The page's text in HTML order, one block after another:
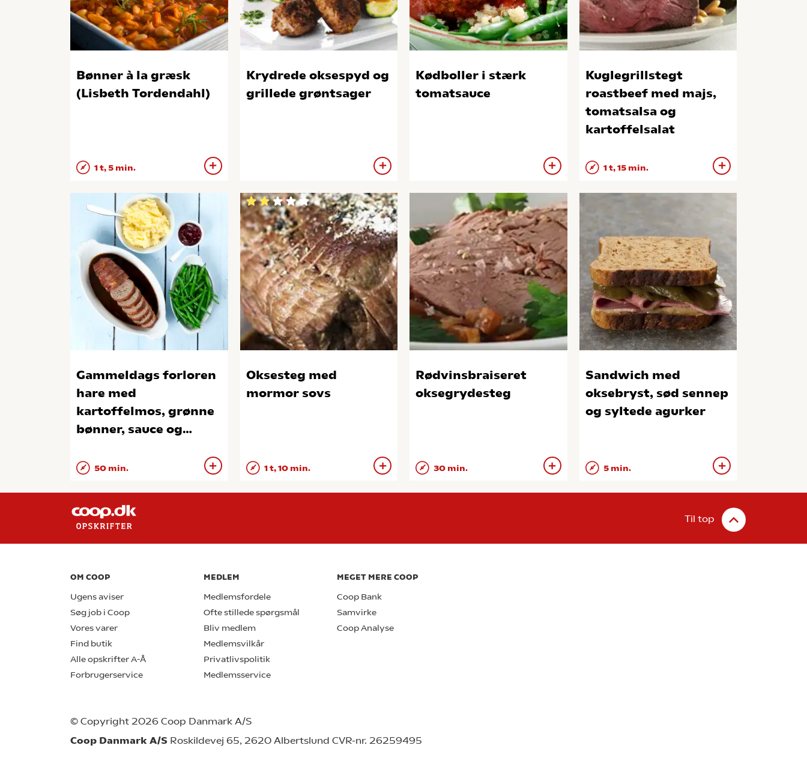
Bønner à la græsk
(Lisbeth Tordendahl)
1 t, 5 min.
Krydrede oksespyd og
grillede grøntsager
Kødboller i stærk
tomatsauce
Kuglegrillstegt
roastbeef med majs,
tomatsalsa og
kartoffelsalat
1 t, 15 min.
Gammeldags forloren
hare med
kartoffelmos, grønne
bønner, sauce og
50 min.
Oksesteg med
mormor sovs
1 t, 10 min.
Rødvinsbraiseret
oksegrydesteg
30 min.
Sandwich med
oksebryst, sød sennep
og syltede agurker
5 min.
Til top
OM COOP
Ugens aviser
Søg job i Coop
Vores varer
Find butik
Alle opskrifter A-Å
Forbrugerservice
MEDLEM
Medlemsfordele
Ofte stillede spørgsmål
Bliv medlem
Medlemsvilkår
Privatlivspolitik
Medlemsservice
MEGET MERE COOP
Coop Bank
Samvirke
Coop Analyse
© Copyright 2026 Coop Danmark A/S
Coop Danmark A/S Roskildevej 65, 2620 Albertslund CVR-nr. 26259495